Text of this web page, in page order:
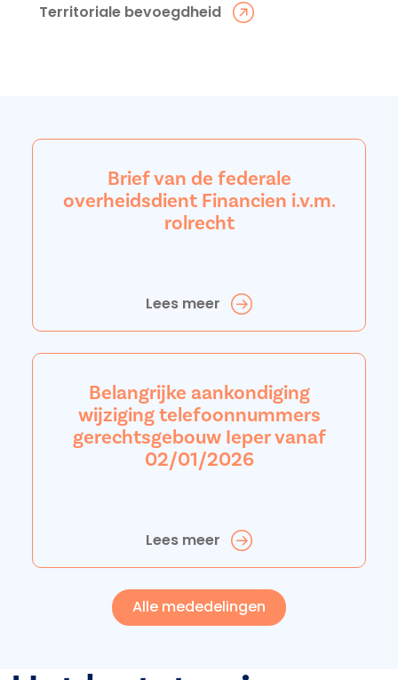
Territoriale bevoegdheid
Brief van de federale
overheidsdient Financien i.v.m.
rolrecht
Lees meer
Belangrijke aankondiging
wijziging telefoonnummers
gerechtsgebouw Ieper vanaf
02/01/2026
Lees meer
Alle mededelingen